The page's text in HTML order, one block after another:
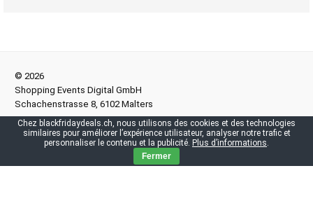
© 2026
Shopping Events Digital GmbH
Schachenstrasse 8, 6102 Malters
Conditions générales|Politique de confidentialité|Directives de
publication
Chez blackfridaydeals.ch, nous utilisons des cookies et des technologies
similaires pour améliorer l’expérience utilisateur, analyser notre trafic et
personnaliser le contenu et la publicité. Plus d’informations.
Fermer